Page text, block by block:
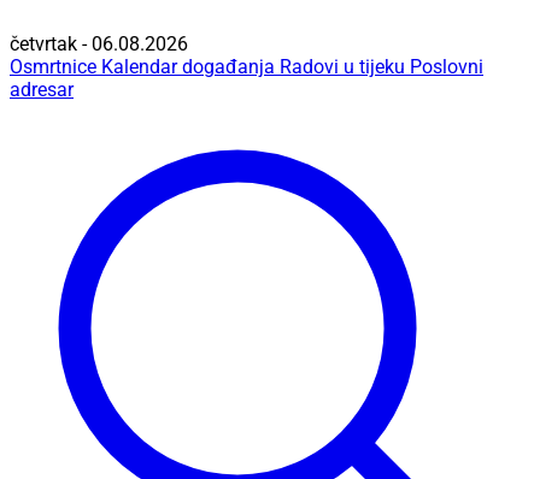
četvrtak - 06.08.2026
Osmrtnice Kalendar događanja Radovi u tijeku Poslovni
adresar